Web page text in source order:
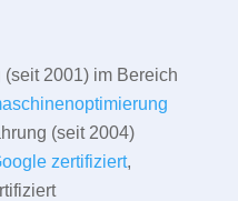
2001) im Bereich
(seit 2004)
zertifiziert,